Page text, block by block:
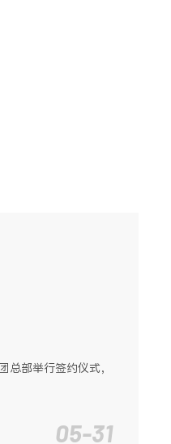
部举行签约仪式，
05-31